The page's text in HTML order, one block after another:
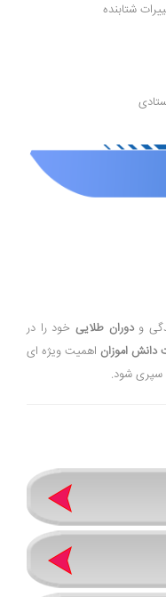
شتابنده
ودوران طلایی خود را در
دانش اموزان اهمیت ویژه ای
سپری شود.